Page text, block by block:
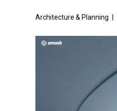
Architecture & Planning